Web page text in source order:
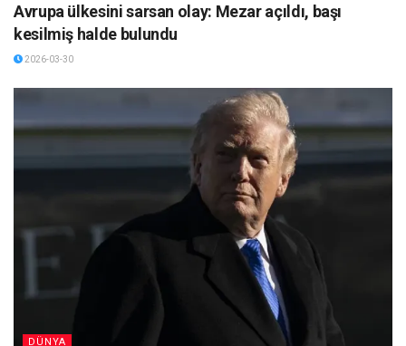
Avrupa ülkesini sarsan olay: Mezar açıldı, başı
kesilmiş halde bulundu
2026-03-30
DÜNYA